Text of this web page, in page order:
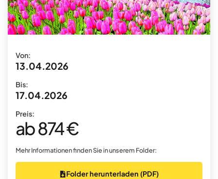
Von:
13.04.2026
Bis:
17.04.2026
Preis:
ab 874 €
Mehr Informationen finden Sie in unserem Folder:
Folder herunterladen (PDF)